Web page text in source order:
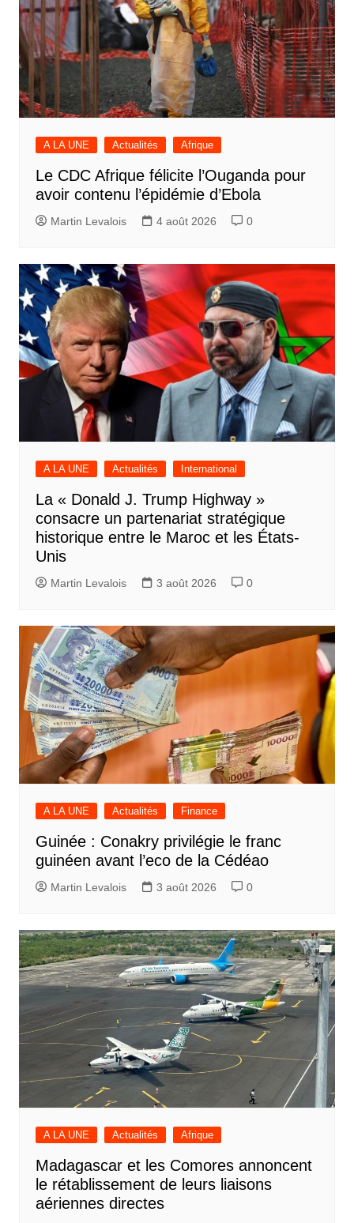
A LA UNE Actualités Afrique
Le CDC Afrique félicite l’Ouganda pour
avoir contenu l’épidémie d’Ebola
Martin Levalois 4 août 2026 0
A LA UNE Actualités International
La « Donald J. Trump Highway »
consacre un partenariat stratégique
historique entre le Maroc et les États-
Unis
Martin Levalois 3 août 2026 0
A LA UNE Actualités Finance
Guinée : Conakry privilégie le franc
guinéen avant l’eco de la Cédéao
Martin Levalois 3 août 2026 0
A LA UNE Actualités Afrique
Madagascar et les Comores annoncent
le rétablissement de leurs liaisons
aériennes directes